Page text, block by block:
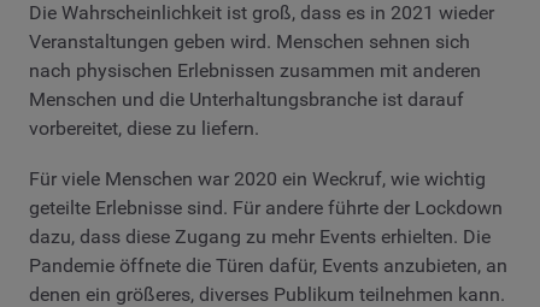
Die Wahrscheinlichkeit ist groß, dass es in 2021 wieder
Veranstaltungen geben wird. Menschen sehnen sich
nach physischen Erlebnissen zusammen mit anderen
Menschen und die Unterhaltungsbranche ist darauf
vorbereitet, diese zu liefern.
Für viele Menschen war 2020 ein Weckruf, wie wichtig
geteilte Erlebnisse sind. Für andere führte der Lockdown
dazu, dass diese Zugang zu mehr Events erhielten. Die
Pandemie öffnete die Türen dafür, Events anzubieten, an
denen ein größeres, diverses Publikum teilnehmen kann.